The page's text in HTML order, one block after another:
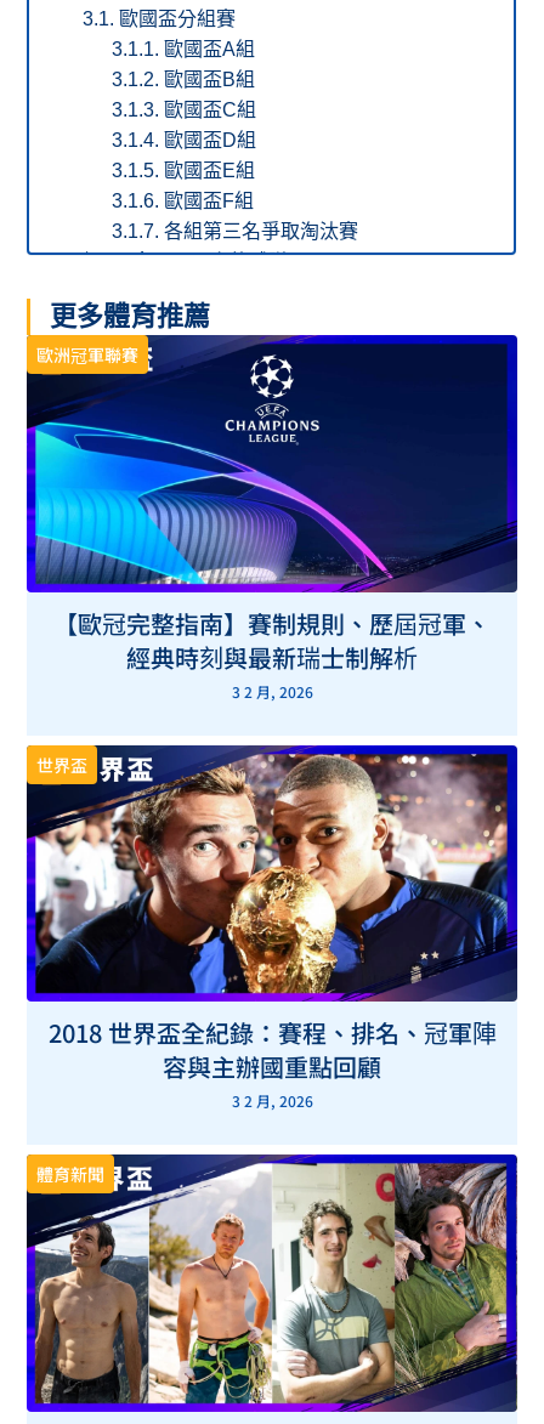
歐國盃分組賽
歐國盃A組
歐國盃B組
歐國盃C組
歐國盃D組
歐國盃E組
歐國盃F組
各組第三名爭取淘汰賽
歐國盃拿冠軍最多的球隊
2024歐國盃開賽前冠軍賠率
2024歐國盃開賽前分組第一名賠率
歐洲盃A組第一名賠率表（已結束）
歐洲盃B組第一名賠率表（已結束）
歐洲盃C組第一名賠率表（已結束）
歐洲盃D組第一名賠率表（已結束）
歐洲盃E組第一名賠率表（已結束）
歐洲盃F組第一名賠率表（已結束）
更多體育推薦
歐洲冠軍聯賽
【歐冠完整指南】賽制規則、歷屆冠軍、
經典時刻與最新瑞士制解析
3 2 月, 2026
世界盃
2018 世界盃全紀錄：賽程、排名、冠軍陣
容與主辦國重點回顧
3 2 月, 2026
體育新聞